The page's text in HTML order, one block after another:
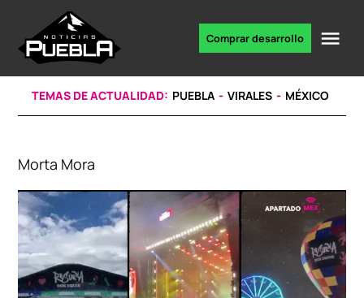
content
noticias
Comprar desarrollo
TEMAS DE ACTUALIDAD: PUEBLA VIRALES MÉXICO
Morta Mora